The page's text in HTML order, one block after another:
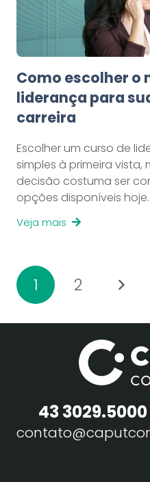
Como escolher o
liderança para
carreira
Escolher um curso de
simples à primeira vista,
decisão costuma ser
opções disponíveis
Veja mais
1 2
43 3029.5000